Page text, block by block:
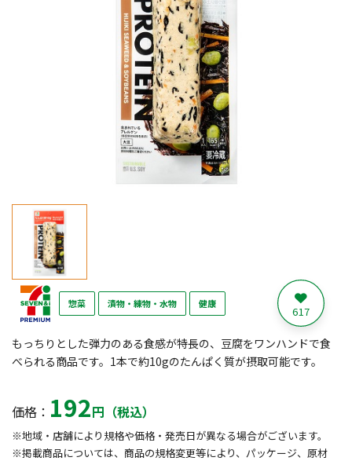
惣菜 漬物・練物・水物 健康 617
もっちりとした弾力のある食感が特長の、豆腐をワンハンドで食
べられる商品です。1本で約10gのたんぱく質が摂取可能です。
価格： 192円（税込）
※地域・店舗により規格や価格・発売日が異なる場合がございます。
※掲載商品については、商品の規格変更等により、パッケージ、原材